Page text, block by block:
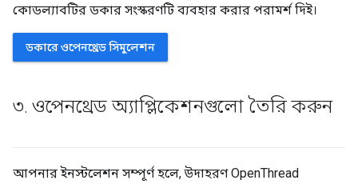
কোডল্যাবটির ডকার সংস্করণটি ব্যবহার করার পরামর্শ দিই।
ডকারে ওপেনথ্রেড সিমুলেশন
৩. ওপেনথ্রেড অ্যাপ্লিকেশনগুলো তৈরি করুন
আপনার ইনস্টলেশন সম্পূর্ণ হলে, উদাহরণ OpenThread